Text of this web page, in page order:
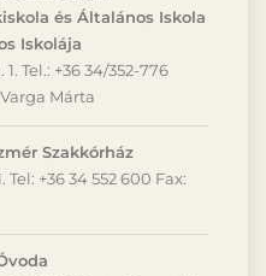
és Általános Iskola
Iskolája
Tel.: +36 34/352-776
Márta
Szakkórház
Tel: +36 34 552 600 Fax: